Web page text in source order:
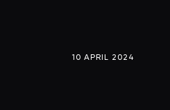
10 APRIL 2024